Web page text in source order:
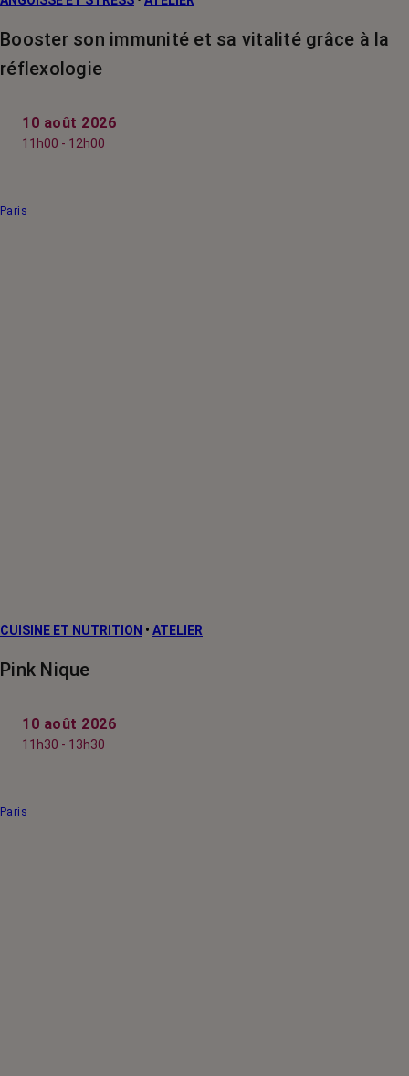
Booster son immunité et sa vitalité grâce à la
réflexologie
10 août 2026
11h00 - 12h00
Paris
CUISINE ET NUTRITION • ATELIER
Pink Nique
10 août 2026
11h30 - 13h30
Paris